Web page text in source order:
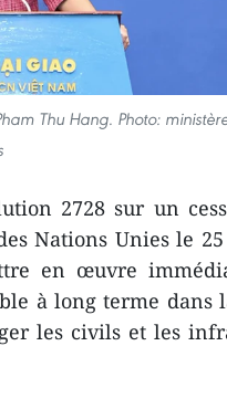
Thu Hang. Photo:
2728 sur un
Nations Unies le
en œuvre
à long terme dans
les civils et les